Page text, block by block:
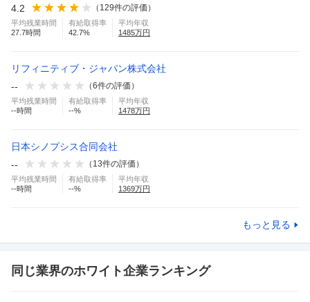
4.2
（ 129件の評価）
平均残業時間
27.7時間
有給取得率
42.7%
平均年収
1485万円
リフィニティブ・ジャパン株式会社
--
（6件の評価）
平均残業時間
--時間
有給取得率
--%
平均年収
1478万円
日本シノプシス合同会社
--
（ 13件の評価）
平均残業時間
--時間
有給取得率
--%
平均年収
1369万円
もっと見る
同じ業界のホワイト企業ランキング